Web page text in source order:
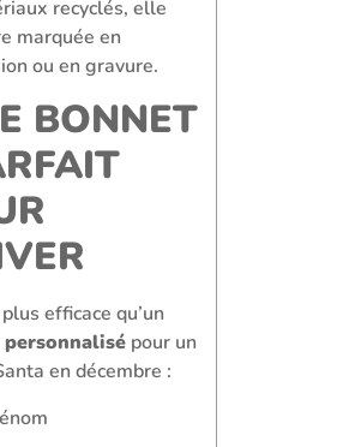
recyclés, elle
marquée en
ou en gravure.
BONNET
efficace qu’un
pour un
en décembre :